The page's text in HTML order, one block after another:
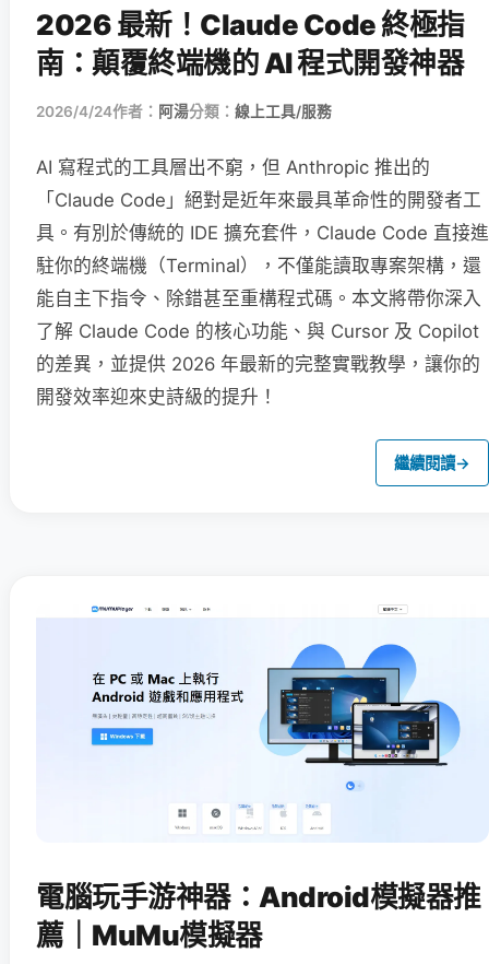
2026 最新！Claude Code 終極指
南：顛覆終端機的 AI 程式開發神器
2026/4/24作者： 阿湯分類： 線上工具/服務
AI 寫程式的工具層出不窮，但 Anthropic 推出的
「Claude Code」絕對是近年來最具革命性的開發者工
具。有別於傳統的 IDE 擴充套件，Claude Code 直接進
駐你的終端機（Terminal），不僅能讀取專案架構，還
能自主下指令、除錯甚至重構程式碼。本文將帶你深入
了解 Claude Code 的核心功能、與 Cursor 及 Copilot
的差異，並提供 2026 年最新的完整實戰教學，讓你的
開發效率迎來史詩級的提升！
繼續閱讀→
電腦玩手游神器：Android模擬器推
薦｜MuMu模擬器